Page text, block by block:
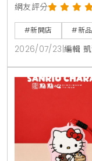
等草本食材入茶
登場的還有誠品
Allumer Dessert
活體驗與門市優
網友評分
#新開店 #新
2026/07/23 編輯